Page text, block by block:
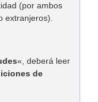
(por ambos
extranjeros).
«, deberá leer
de